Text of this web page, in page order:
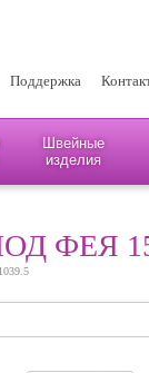
Поддержка
Швейные
изделия
ФЕЯ